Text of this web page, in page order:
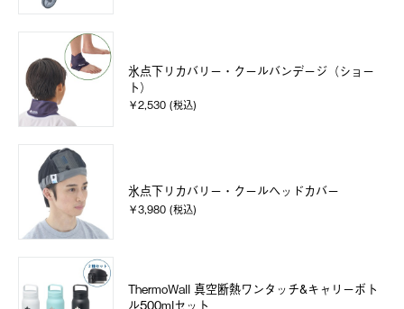
氷点下リカバリー・クールバンデージ（ショー
ト）
￥2,530 (税込)
氷点下リカバリー・クールヘッドカバー
￥3,980 (税込)
ThermoWall 真空断熱ワンタッチ&キャリーボト
ル500mlセット